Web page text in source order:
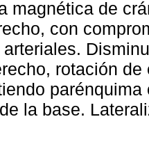
magnética de
con
rotación
la base.